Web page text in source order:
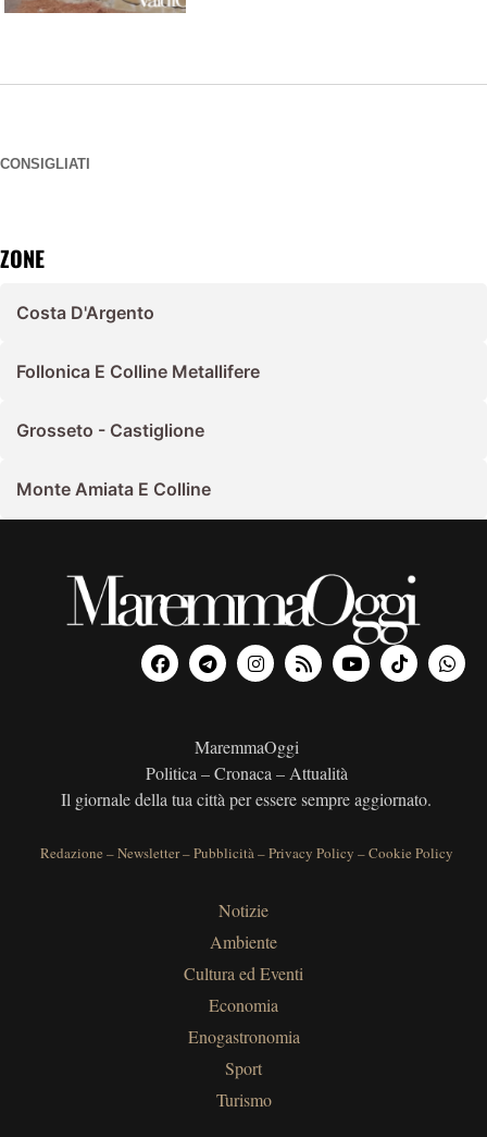
CONSIGLIATI
ZONE
Costa D'Argento
Follonica E Colline Metallifere
Grosseto - Castiglione
Monte Amiata E Colline
MaremmaOggi
Politica – Cronaca – Attualità
Il giornale della tua città per essere sempre aggiornato.
Redazione –Newsletter–Pubblicità–Privacy Policy –Cookie Policy
Notizie
Ambiente
Cultura ed Eventi
Economia
Enogastronomia
Sport
Turismo